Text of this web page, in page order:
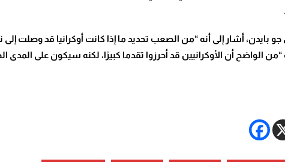
​جو بايدن​، أشار إلى أنه “من الصعب تحديد ما إذا كانت ​أوكرانيا​ قد
الواضح أن الأوكرانيين قد أحرزوا تقدما كبيرًا، لكنه سيكون على المدى